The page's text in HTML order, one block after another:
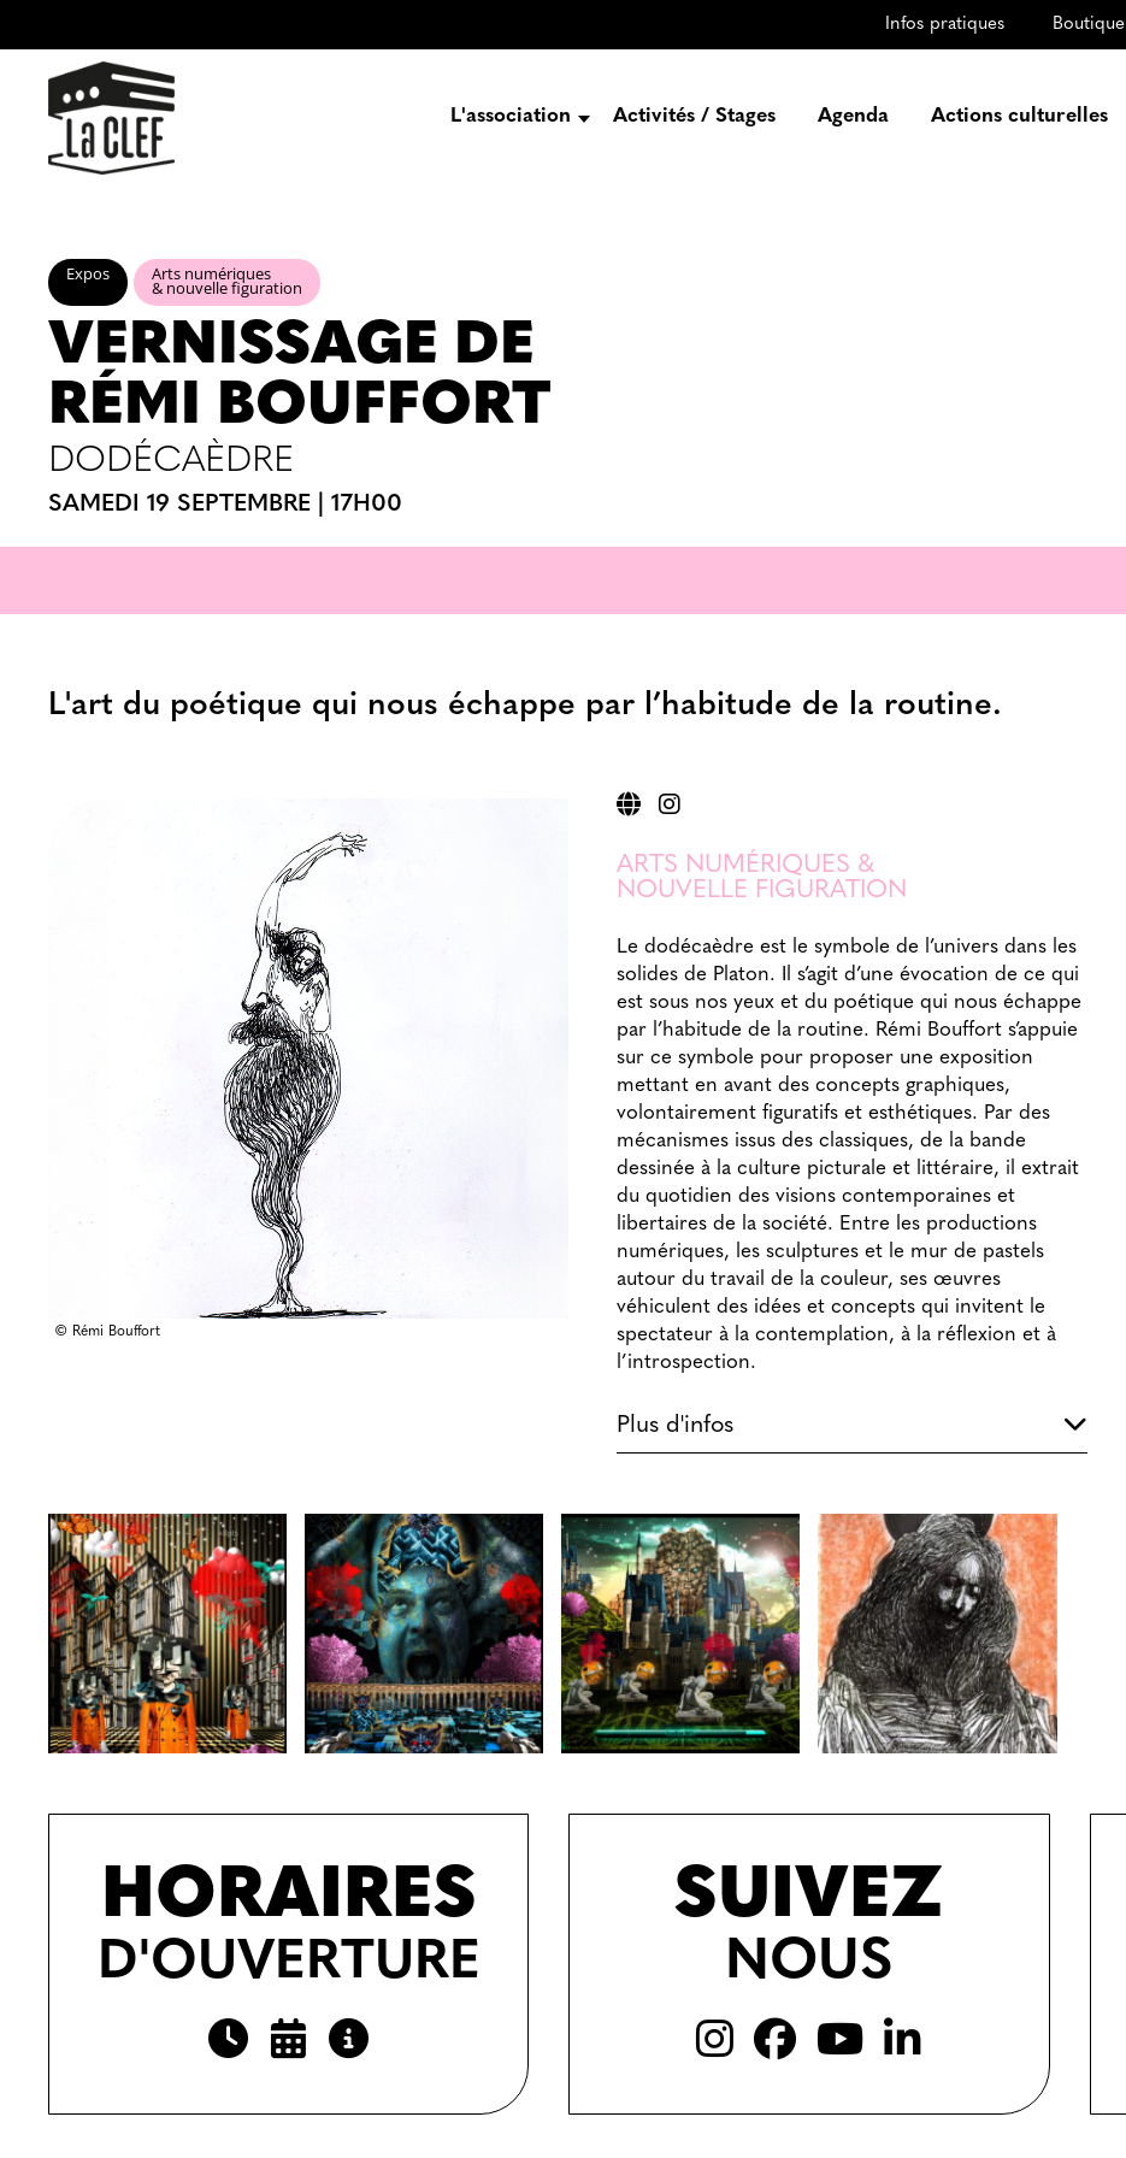
Infos pratiques Boutique
L'association
Engagez-vous
Partenaires
Activités / Stages Agenda Actions culturelles
Expos Arts numériques
& nouvelle figuration
VERNISSAGE DE
RÉMI BOUFFORT
DODÉCAÈDRE
SAMEDI 19 SEPTEMBRE | 17H00
L'art du poétique qui nous échappe par l’habitude de la routine.
© Rémi Bouffort
ARTS NUMÉRIQUES &
NOUVELLE FIGURATION
Le dodécaèdre est le symbole de l’univers dans les
solides de Platon. Il s’agit d’une évocation de ce qui
est sous nos yeux et du poétique qui nous échappe
par l’habitude de la routine. Rémi Bouffort s’appuie
sur ce symbole pour proposer une exposition
mettant en avant des concepts graphiques,
volontairement figuratifs et esthétiques. Par des
mécanismes issus des classiques, de la bande
dessinée à la culture picturale et littéraire, il extrait
du quotidien des visions contemporaines et
libertaires de la société. Entre les productions
numériques, les sculptures et le mur de pastels
autour du travail de la couleur, ses œuvres
véhiculent des idées et concepts qui invitent le
spectateur à la contemplation, à la réflexion et à
l’introspection.
Plus d'infos
HORAIRES
D'OUVERTURE
SUIVEZ
NOUS